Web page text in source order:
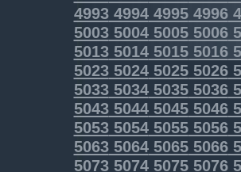
4993499449954996
5003500450055006
5013501450155016
5023502450255026
5033503450355036
5043504450455046
5053505450555056
5063506450655066
5073507450755076